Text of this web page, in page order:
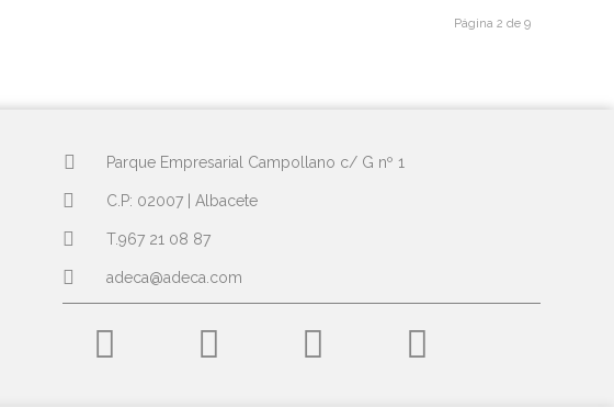
Página 2 de 9
Parque Empresarial Campollano c/ G nº 1
C.P: 02007 | Albacete
T.967 21 08 87
adeca@adeca.com